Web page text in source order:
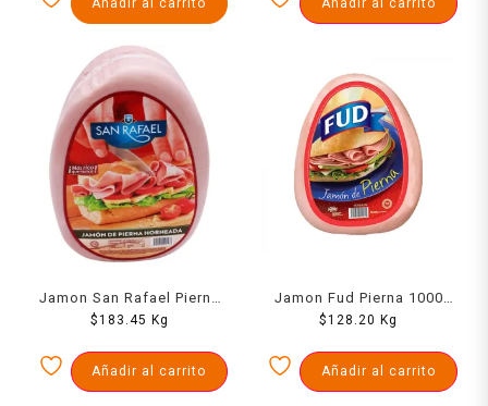
Añadir al carrito Añadir al carrito
Jamon San Rafael Pierna
Horneada 1000 Grs
$183.45 Kg
Añadir al carrito
Jamon Fud Pierna 1000
Grs
$128.20 Kg
Añadir al carrito